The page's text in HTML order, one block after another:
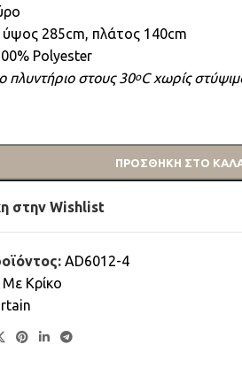
ύψος 285cm, πλάτος 140cm
Polyester
πλυντήριο στους 30οC χωρίς
ΠΡΟΣΘΉΚΗ ΣΤΟ
στην Wishlist
AD6012-4
Mε Κρίκο